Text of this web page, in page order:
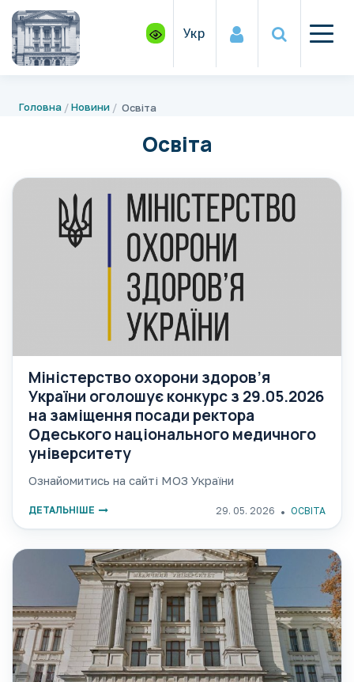
Укр
Головна Новини Освіта
Освіта
Міністерство охорони здоров’я
України оголошує конкурс з 29.05.2026
на заміщення посади ректора
Одеського національного медичного
університету
Ознайомитись на сайті МОЗ України
29. 05. 2026 ОСВІТА
ДЕТАЛЬНІШЕ